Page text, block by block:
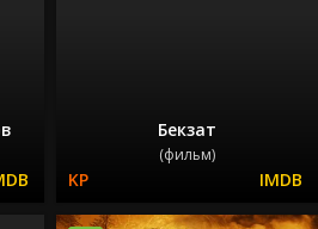
Бекзат
(фильм)